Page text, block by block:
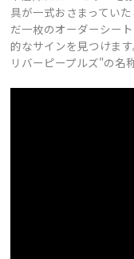
具が一式おさまってい
だ一枚のオーダーシー
的なサインを見つけま
リバーピープルズ"の名